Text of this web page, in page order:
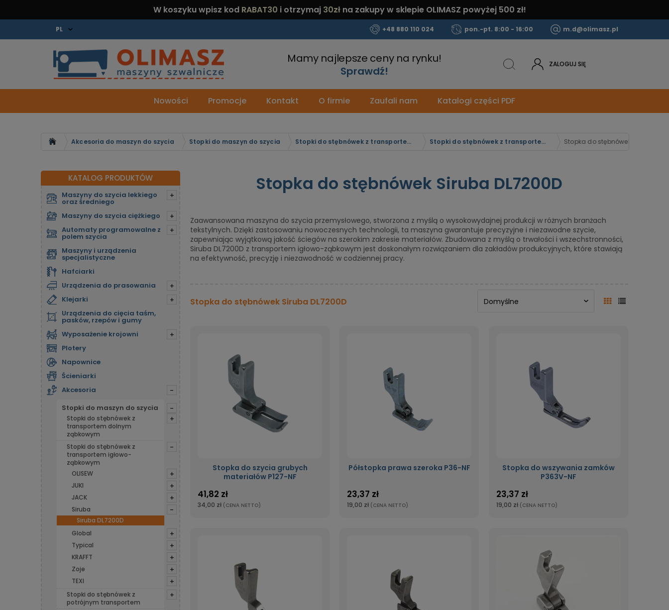
W koszyku wpisz kod RABAT30 i otrzymaj 30złna zakupy w sklepie OLIMASZ powyżej 500 zł!
+48 880 110 024 pon.-pt. 8:00 - 16:00 m.d@olimasz.pl
Mamy najlepsze ceny na rynku!
Sprawdź! ZALOGUJ SIĘ
Nowości Promocje Kontakt O firmie Zaufali nam Katalogi części PDF
Strona główna Akcesoria do maszyn do szycia Stopki do maszyn do szycia Stopki do stębnówek z transportem igłowo-ząbkowym Stopki do stębnówek z transportem igłowo-ząbkowym Siruba Stopka do stębnówek Siruba
KATALOG PRODUKTÓW
+
Maszyny do szycia lekkiego
oraz średniego
+
Maszyny do szycia ciężkiego
+
Automaty programowalne z
polem szycia
Maszyny i urządzenia
specjalistyczne
Hafciarki
+
Urządzenia do prasowania
+
Klejarki
Urządzenia do cięcia taśm,
pasków, rzepów i gumy
+
Wyposażenie krojowni
Plotery
Napownice
Ścieniarki
-
Akcesoria
-
Stopki do maszyn do szycia
+
Stopki do stębnówek z
transportem dolnym
ząbkowym
-
Stopki do stębnówek z
transportem igłowo-
ząbkowym
+
OLISEW
+
JUKI
+
JACK
-
Siruba
Siruba DL7200D
+
Global
+
Typical
+
KRAFFT
+
Zoje
+
TEXI
+
Stopki do stębnówek z
potrójnym transportem
Stopka do stębnówek Siruba DL7200D
Zaawansowana maszyna do szycia przemysłowego, stworzona z myślą o wysokowydajnej produkcji w różnych branżach
tekstylnych. Dzięki zastosowaniu nowoczesnych technologii, ta maszyna gwarantuje precyzyjne i niezawodne szycie,
zapewniając wyjątkową jakość ściegów na szerokim zakresie materiałów. Zbudowana z myślą o trwałości i wszechstronności,
Siruba DL7200D z transportem igłowo-ząbkowym jest doskonałym rozwiązaniem dla zakładów produkcyjnych, które stawiają
na efektywność, precyzję i niezawodność w codziennej pracy.
Stopka do stębnówek Siruba DL7200D
Stopka do szycia grubych
materiałów P127-NF
41,82 zł
34,00 zł (CENA NETTO)
Półstopka prawa szeroka P36-NF
23,37 zł
19,00 zł (CENA NETTO)
Stopka do wszywania zamków
P363V-NF
23,37 zł
19,00 zł (CENA NETTO)